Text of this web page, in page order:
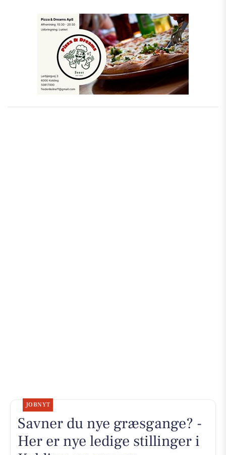
JOBNYT
Savner du nye græsgange? -
Her er nye ledige stillinger i